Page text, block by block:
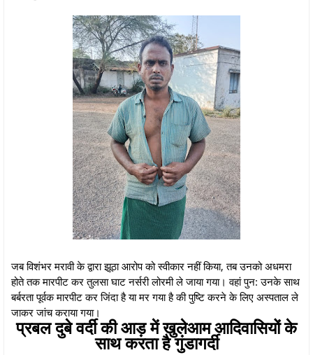
जब विशंभर मरावी के द्वारा झूठा आरोप को स्वीकार नहीं किया, तब उनको अधमरा
होते तक मारपीट कर तुलसा घाट नर्सरी लोरमी ले जाया गया। वहां पुन: उनके साथ
बर्बरता पूर्वक मारपीट कर जिंदा है या मर गया है की पुष्टि करने के लिए अस्पताल ले
जाकर जांच कराया गया।
प्रबल दुबे वर्दी की आड़ में खुलेआम आदिवासियों के
साथ करता है गुंडागर्दी